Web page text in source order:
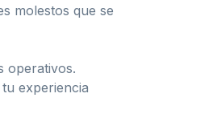
molestos que se
operativos.
experiencia